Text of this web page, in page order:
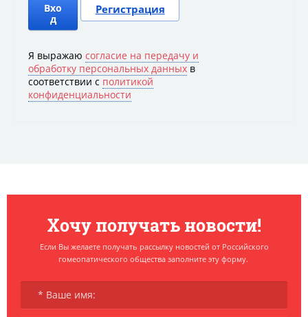
Регистрация
Вхо
д
Я выражаю согласие на передачу и
обработку персональных данных в
соответствии с политикой
конфиденциальности
Хочу получать новости!
Если Вы желаете получать рассылку новостей от Российского
гомеопатического общества заполните эту форму.